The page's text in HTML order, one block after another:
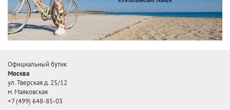
Официальный бутик
Москва
ул. Тверская д. 25/12
м. Маяковская
+7 (499) 648-85-03